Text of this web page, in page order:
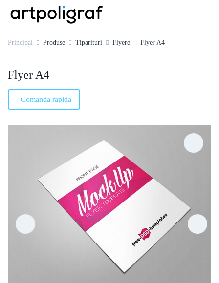
Principal Produse Tiparituri Flyere Flyer A4
Flyer A4
Comanda rapida